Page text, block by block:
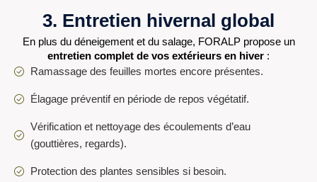
3. Entretien hivernal global
En plus du déneigement et du salage, FORALP propose un
entretien complet de vos extérieurs en hiver :
Ramassage des feuilles mortes encore présentes.
Élagage préventif en période de repos végétatif.
Vérification et nettoyage des écoulements d’eau
(gouttières, regards).
Protection des plantes sensibles si besoin.